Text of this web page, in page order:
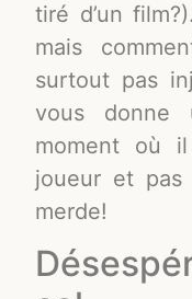
tiré d’un
mais
surtout pas
vous
moment où
joueur et
merde!